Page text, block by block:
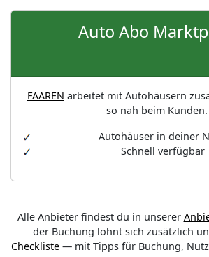
Auto Abo
FAAREN arbeitet mit Autohäusern
so nah beim Kunden.
Autohäuser in deiner
Schnell verfügbar
Alle Anbieter findest du in unserer
der Buchung lohnt sich zusätzlich
Checkliste — mit Tipps für Buchung,